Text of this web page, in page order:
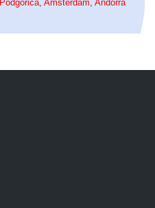
Podgorica Amsterdam Andorra